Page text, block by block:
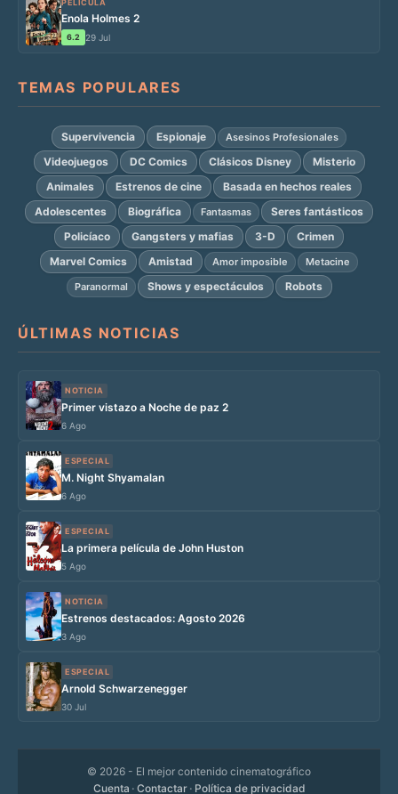
PELÍCULA
Enola Holmes 2
6.2 29 Jul
TEMAS POPULARES
Supervivencia Espionaje Asesinos Profesionales
Videojuegos DC Comics Clásicos Disney
Misterio
Animales
Estrenos de cine
Basada en hechos reales
Adolescentes
Biográfica Fantasmas
Seres fantásticos
Policíaco
Gangsters y mafias 3-D
Crimen
Marvel Comics
Amistad Amor imposible
Metacine
Paranormal
Shows y espectáculos Robots
ÚLTIMAS NOTICIAS
NOTICIA
Primer vistazo a Noche de paz 2
6 Ago
ESPECIAL
M. Night Shyamalan
6 Ago
ESPECIAL
La primera película de John Huston
5 Ago
NOTICIA
Estrenos destacados: Agosto 2026
3 Ago
ESPECIAL
Arnold Schwarzenegger
30 Jul
© 2026 - El mejor contenido cinematográfico
Cuenta · Contactar · Política de privacidad